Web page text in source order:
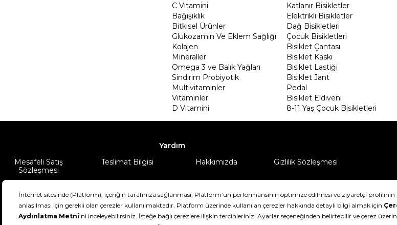
C Vitamini
Bağışıklık
Bitkisel Ürünler
Glukozamin Ve Eklem Sağlığı
Kolajen
Mineraller
Omega 3 ve Balık Yağları
Sindirim Probiyotik
Multivitaminler
Vitaminler
D Vitamini
Katlanır Bisikletler
Elektrikli Bisikletler
Dağ Bisikletleri
Çocuk Bisikletleri
Bisiklet Çantası
Bisiklet Kaskı
Bisiklet Lastiği
Bisiklet Jant
Pedal
Bisiklet Eldiveni
8-11 Yaş Çocuk Bisikletleri
Yardım
Mesafeli Satış
Sözleşmesi
Teslimat Bilgisi Hakkımızda Gizlilik Sözleşmesi